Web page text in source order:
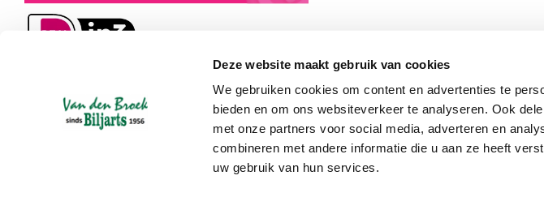
Deze website maakt gebruik van cookies
We gebruiken cookies om content en advertenties te
bieden en om ons websiteverkeer te analyseren. Ook
met onze partners voor social media, adverteren en
combineren met andere informatie die u aan ze heeft
uw gebruik van hun services.